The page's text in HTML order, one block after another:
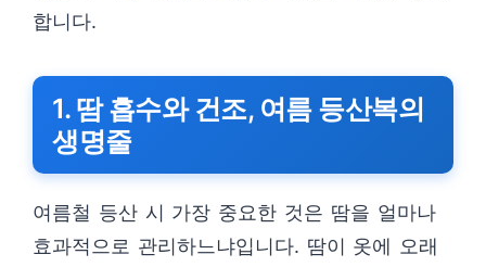
합니다.
1. 땀 흡수와 건조, 여름 등산복의
생명줄
여름철 등산 시 가장 중요한 것은 땀을 얼마나
효과적으로 관리하느냐입니다. 땀이 옷에 오래